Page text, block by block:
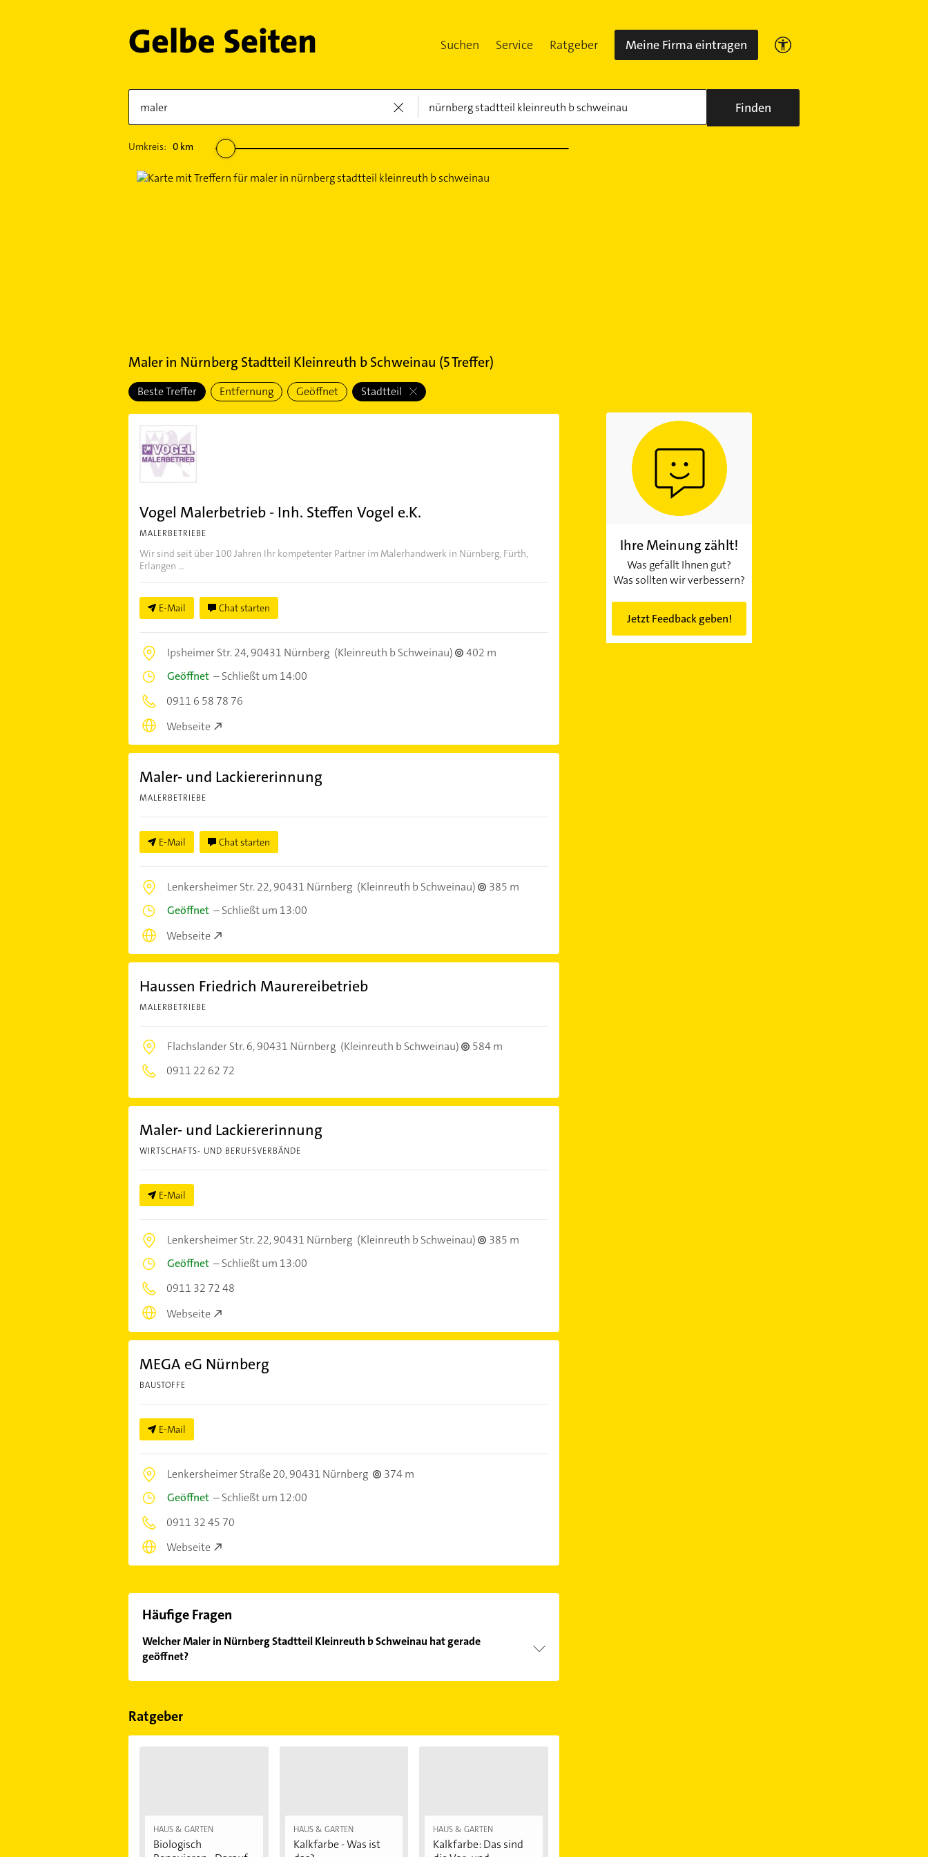
Suchen Service Ratgeber Meine Firma eintragen
Finden
Umkreis: 0km
Malerin Nürnberg Stadtteil Kleinreuth b Schweinau (5Treffer)
Beste Treffer Entfernung Geöffnet Stadtteil
Vogel Malerbetrieb - Inh. Steffen Vogel e.K.
MALERBETRIEBE
Wir sind seit über 100 Jahren Ihr kompetenter Partner im Malerhandwerk in Nürnberg, Fürth,
Erlangen ...
E-Mail Chat starten
Ipsheimer Str. 24,90431 Nürnberg (Kleinreuth b Schweinau)
402 m
Geöffnet–Schließt um 14:00
0911 6 58 78 76
Webseite
Maler- und Lackiererinnung
MALERBETRIEBE
E-Mail Chat starten
Lenkersheimer Str. 22,90431 Nürnberg (Kleinreuth b Schweinau)
385 m
Geöffnet–Schließt um 13:00
Webseite
Haussen Friedrich Maurereibetrieb
MALERBETRIEBE
Flachslander Str. 6,90431 Nürnberg (Kleinreuth b Schweinau)
584 m
0911 22 62 72
Maler- und Lackiererinnung
WIRTSCHAFTS- UND BERUFSVERBÄNDE
E-Mail
Lenkersheimer Str. 22,90431 Nürnberg (Kleinreuth b Schweinau)
385 m
Geöffnet–Schließt um 13:00
0911 32 72 48
Webseite
MEGA eG Nürnberg
BAUSTOFFE
E-Mail
Lenkersheimer Straße 20,90431 Nürnberg
374 m
Geöffnet–Schließt um 12:00
0911 32 45 70
Webseite
Häufige Fragen
Welcher Maler in Nürnberg Stadtteil Kleinreuth b Schweinau hat gerade
geöffnet?
Im Anbieter-Bereich finden Sie alleÖffnungszeiten. Bitte beachten Sie, dass diese an
Ratgeber
HAUS & GARTEN
Biologisch
HAUS & GARTEN
Kalkfarbe - Was ist
HAUS & GARTEN
Kalkfarbe: Das sind
Ihre Meinung zählt!
Was gefällt Ihnen gut?
Was sollten wir verbessern?
Jetzt Feedback geben!